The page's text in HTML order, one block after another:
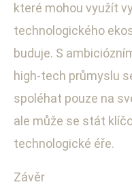
které mohou využít
technologického
buduje. S
high-tech průmyslu
spoléhat pouze na
ale může se stát
technologické éře.
Závěr